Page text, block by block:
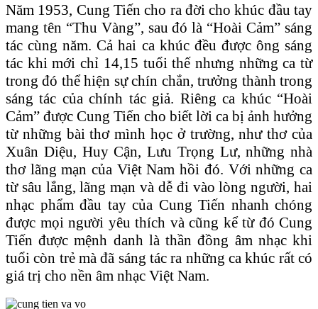
Năm 1953, Cung Tiến cho ra đời cho khúc đầu tay
mang tên “Thu Vàng”, sau đó là “Hoài Cảm” sáng
tác cùng năm. Cả hai ca khúc đều được ông sáng
tác khi mới chỉ 14,15 tuổi thế nhưng những ca từ
trong đó thể hiện sự chín chắn, trưởng thành trong
sáng tác của chính tác giả. Riêng ca khúc “Hoài
Cảm” được Cung Tiến cho biết lời ca bị ảnh hưởng
từ những bài thơ mình học ở trường, như thơ của
Xuân Diệu, Huy Cận, Lưu Trọng Lư, những nhà
thơ lãng mạn của Việt Nam hồi đó. Với những ca
từ sâu lắng, lãng mạn và dễ đi vào lòng người, hai
nhạc phẩm đầu tay của Cung Tiến nhanh chóng
được mọi người yêu thích và cũng kể từ đó Cung
Tiến được mệnh danh là thần đồng âm nhạc khi
tuổi còn trẻ mà đã sáng tác ra những ca khúc rất có
giá trị cho nền âm nhạc Việt Nam.